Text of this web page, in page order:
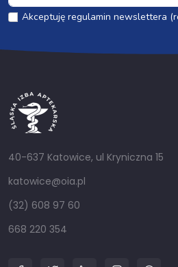
Akceptuję regulamin newslettera
40-637 Katowice, ul Kryniczna 15
katowice@oia.pl
(32) 608 97 60
668 220 354